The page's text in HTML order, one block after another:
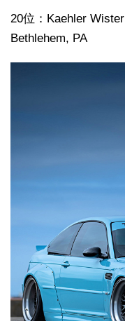
20位：Kaehler
Bethlehem, PA